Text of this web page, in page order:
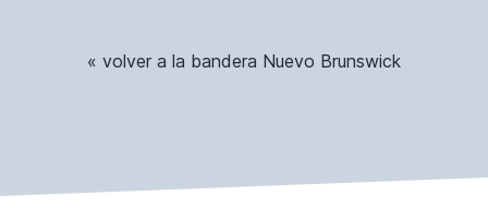
« volver a la bandera Nuevo Brunswick